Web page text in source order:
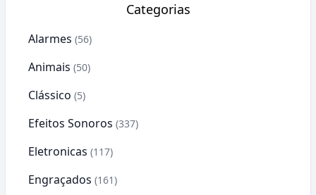
Categorias
Alarmes (56)
Animais (50)
Clássico (5)
Efeitos Sonoros (337)
Eletronicas (117)
Engraçados (161)